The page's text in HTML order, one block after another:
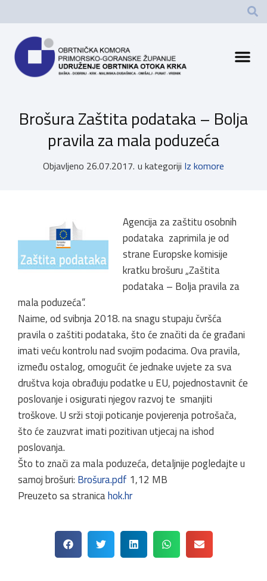
Brošura Zaštita podataka – Bolja
pravila za mala poduzeća
Objavljeno 26.07.2017. u kategoriji Iz komore
Agencija za zaštitu osobnih
podataka zaprimila je od
strane Europske komisije
kratku brošuru „Zaštita
podataka – Bolja pravila za
mala poduzeća“.
Naime, od svibnja 2018. na snagu stupaju čvršća
pravila o zaštiti podataka, što će značiti da će građani
imati veću kontrolu nad svojim podacima. Ova pravila,
između ostalog, omogućit će jednake uvjete za sva
društva koja obrađuju podatke u EU, pojednostavnit će
poslovanje i osigurati njegov razvoj te smanjiti
troškove. U srži stoji poticanje povjerenja potrošača,
što će zauzvrat imati pozitivan utjecaj na ishod
poslovanja.
Što to znači za mala poduzeća, detaljnije pogledajte u
samoj brošuri: Brošura.pdf 1,12 MB
Preuzeto sa stranicahok.hr